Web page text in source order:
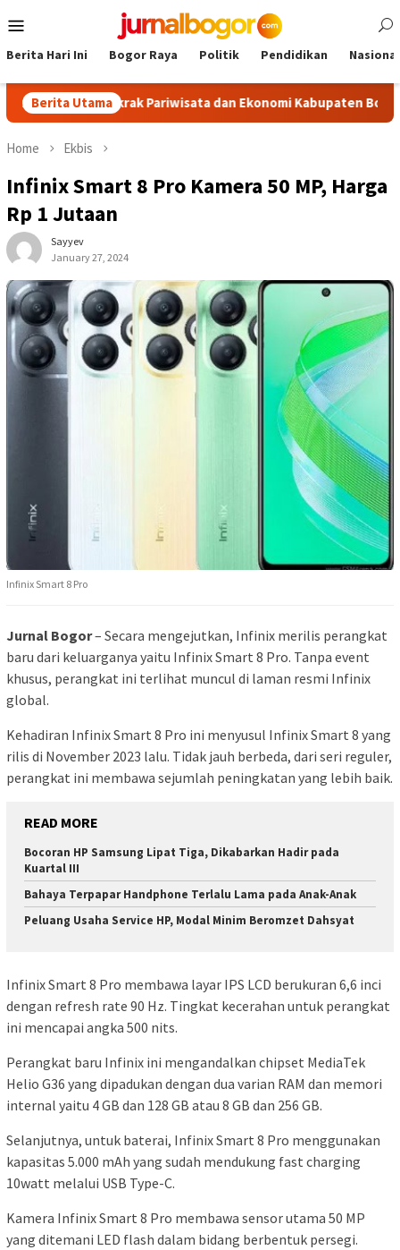
to
Menu
Berita Hari Ini Bogor Raya Politik Pendidikan Nasional
Berita Utama
Dongkrak Pariwisata dan Ekonomi Kabupaten Bogor
Home Ekbis
Infinix Smart 8 Pro Kamera 50 MP, Harga
Rp 1 Jutaan
Sayyev
January 27, 2024
Infinix Smart 8 Pro
Jurnal Bogor– Secara mengejutkan, Infinix merilis perangkat
baru dari keluarganya yaitu Infinix Smart 8 Pro. Tanpa event
khusus, perangkat ini terlihat muncul di laman resmi Infinix
global.
Kehadiran Infinix Smart 8 Pro ini menyusul Infinix Smart 8 yang
rilis di November 2023 lalu. Tidak jauh berbeda, dari seri reguler,
perangkat ini membawa sejumlah peningkatan yang lebih baik.
READ MORE
Bocoran HP Samsung Lipat Tiga, Dikabarkan Hadir pada
Kuartal III
Bahaya Terpapar Handphone Terlalu Lama pada Anak-Anak
Peluang Usaha Service HP, Modal Minim Beromzet Dahsyat
Infinix Smart 8 Pro membawa layar IPS LCD berukuran 6,6 inci
dengan refresh rate 90 Hz. Tingkat kecerahan untuk perangkat
ini mencapai angka 500 nits.
Perangkat baru Infinix ini mengandalkan chipset MediaTek
Helio G36 yang dipadukan dengan dua varian RAM dan memori
internal yaitu 4 GB dan 128 GB atau 8 GB dan 256 GB.
Selanjutnya, untuk baterai, Infinix Smart 8 Pro menggunakan
kapasitas 5.000 mAh yang sudah mendukung fast charging
10watt melalui USB Type-C.
Kamera Infinix Smart 8 Pro membawa sensor utama 50 MP
yang ditemani LED flash dalam bidang berbentuk persegi.